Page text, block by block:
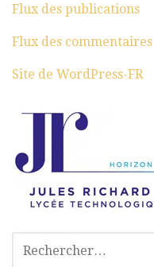
Flux des publications
Flux des commentaires
Site de WordPress-FR